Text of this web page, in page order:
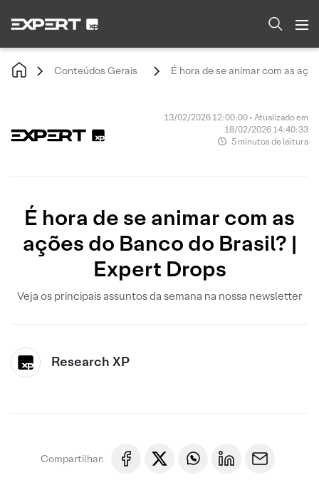
Conteúdos Gerais É hora de se animar com as
13/02/2026 12:00:00 • Atualizado em
18/02/2026 14:40:33
5 minutos de leitura
É hora de se animar com as
ações do Banco do Brasil? |
Expert Drops
Veja os principais assuntos da semana na nossa newsletter
Research XP
Compartilhar: